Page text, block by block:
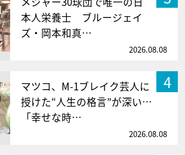
本人栄養士 ブルージェイ
ズ・岡本和真…
2026.08.08
4
マツコ、M-1ブレイク芸人に
授けた“人生の格言”が深い…
「幸せな時…
2026.08.08